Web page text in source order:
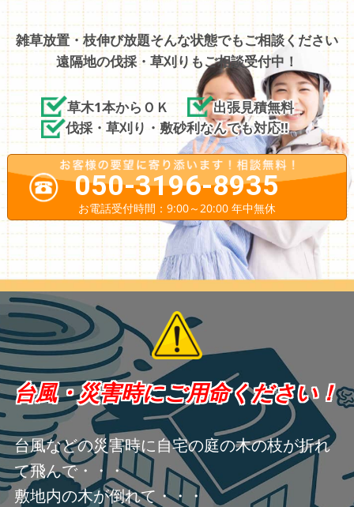
雑草放置・枝伸び放題そんな状態でもご相談ください
遠隔地の伐採・草刈りもご相談受付中！
草木1本からＯＫ
出張見積無料
伐採・草刈り・敷砂利なんでも対応!!
050-3196-8935
お電話受付時間：9:00～20:00 年中無休
台風・災害時にご用命ください！
台風などの災害時に自宅の庭の木の枝が折れ
て飛んで・・・
敷地内の木が倒れて・・・